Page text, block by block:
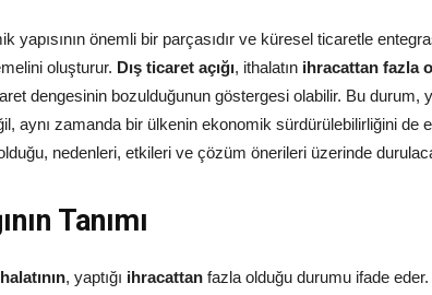
yapısının önemli bir parçasıdır ve küresel ticaretle
oluşturur. Dış ticaret açığı, ithalatın ihracattan fazla
dengesinin bozulduğunun göstergesi olabilir. Bu durum,
aynı zamanda bir ülkenin ekonomik sürdürülebilirliğini de
olduğu, nedenleri, etkileri ve çözüm önerileri üzerinde
Tanımı
, yaptığı ihracattan fazla olduğu durumu ifade